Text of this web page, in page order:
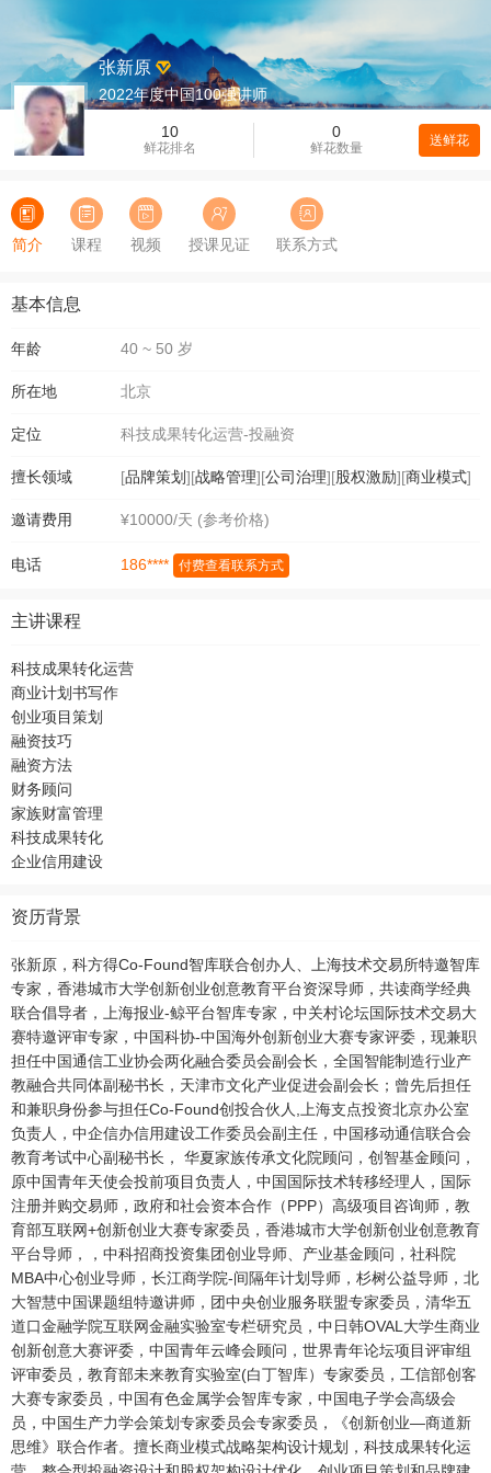
10
鲜花排名
0
鲜花数量 送鲜花
张新原
2022年度中国100强讲师
简介 课程 视频 授课见证 联系方式
基本信息
年龄 40 ~ 50 岁
所在地 北京
定位 科技成果转化运营-投融资
擅长领域 [品牌策划][战略管理][公司治理][股权激励][商业模式]
邀请费用 ¥10000/天 (参考价格)
电话 186**** 付费查看联系方式
主讲课程
科技成果转化运营
商业计划书写作
创业项目策划
融资技巧
融资方法
财务顾问
家族财富管理
科技成果转化
企业信用建设
资历背景
张新原，科方得Co-Found智库联合创办人、上海技术交易所特邀智库
专家，香港城市大学创新创业创意教育平台资深导师，共读商学经典
联合倡导者，上海报业-鲸平台智库专家，中关村论坛国际技术交易大
赛特邀评审专家，中国科协-中国海外创新创业大赛专家评委，现兼职
担任中国通信工业协会两化融合委员会副会长，全国智能制造行业产
教融合共同体副秘书长，天津市文化产业促进会副会长；曾先后担任
和兼职身份参与担任Co-Found创投合伙人,上海支点投资北京办公室
负责人，中企信办信用建设工作委员会副主任，中国移动通信联合会
教育考试中心副秘书长， 华夏家族传承文化院顾问，创智基金顾问，
原中国青年天使会投前项目负责人，中国国际技术转移经理人，国际
注册并购交易师，政府和社会资本合作（PPP）高级项目咨询师，教
育部互联网+创新创业大赛专家委员，香港城市大学创新创业创意教育
平台导师，，中科招商投资集团创业导师、产业基金顾问，社科院
MBA中心创业导师，长江商学院-间隔年计划导师，杉树公益导师，北
大智慧中国课题组特邀讲师，团中央创业服务联盟专家委员，清华五
道口金融学院互联网金融实验室专栏研究员，中日韩OVAL大学生商业
创新创意大赛评委，中国青年云峰会顾问，世界青年论坛项目评审组
评审委员，教育部未来教育实验室(白丁智库）专家委员，工信部创客
大赛专家委员，中国有色金属学会智库专家，中国电子学会高级会
员，中国生产力学会策划专家委员会专家委员，《创新创业—商道新
思维》联合作者。擅长商业模式战略架构设计规划，科技成果转化运